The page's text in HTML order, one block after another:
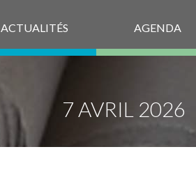
ACTUALITÉS AGENDA
7 AVRIL 2026